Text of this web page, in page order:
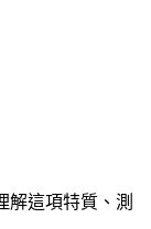
解這項特質、測